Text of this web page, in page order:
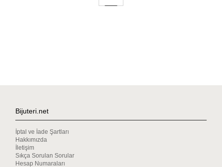
Bijuteri.net
İptal ve İade Şartları
Hakkımızda
İletişim
Sıkça Sorulan Sorular
Hesap Numaraları